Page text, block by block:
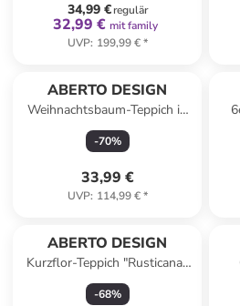
34,99 €regulär
32,99 € mit family
UVP: 199,99 €*
ABERTO DESIGN
Weihnachtsbaum-Teppich in
Rot
-70%
33,99 €
UVP: 114,99 €*
ABERTO DESIGN
Kurzflor-Teppich "Rusticana"
in Creme
-68%